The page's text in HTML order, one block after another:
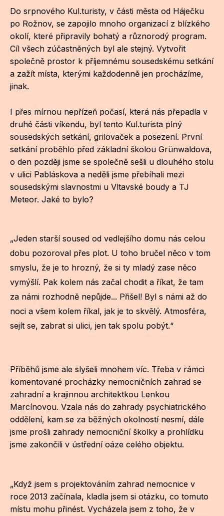
Pro
Další
Do srpnového Kul.turisty, v části města od Háječku
po Rožnov, se zapojilo mnoho organizací z blízkého
okolí, které připravily bohatý a různorodý program.
Cíl všech zúčastněných byl ale stejný. Vytvořit
společně prostor k příjemnému sousedskému setkání
a zažít místa, kterými každodenně jen procházíme,
jinak.
I přes mírnou nepřízeň počasí, která nás přepadla v
druhé části víkendu, byl tento Kul.turista plný
sousedských setkání, grilovaček a posezení. První
setkání proběhlo před základní školou Grünwaldova,
o den později jsme se společně sešli u dlouhého stolu
v ulici Pabláskova a neděli jsme přebíhali mezi
sousedskými slavnostmi u Vltavské boudy a TJ
Meteor. Jaké to bylo?
„Jeden starší soused od vedlejšího domu nás celou
dobu pozoroval přes plot. U toho bručel něco v tom
smyslu, že je to hrozný, že si ty mladý zase něco
vymýšlí. Pak kolem nás začal chodit a říkat, že tam
za námi rozhodně nepůjde... Přišel! Byl s námi až do
noci a všem kolem říkal, jak je to skvělý. Atmosféra,
sejít se, zabrat si ulici, jen tak spolu pobýt.“
Příběhů jsme ale slyšeli mnohem víc. Třeba v rámci
komentované procházky nemocničních zahrad se
zahradní a krajinnou architektkou Lenkou
Marcínovou. Vzala nás do zahrady psychiatrického
oddělení, kam se za běžných okolností nesmí, dále
jsme prošli zahrady nemocniční školky a prohlídku
jsme zakončili v ústřední oáze celého objektu.
„Když jsem s projektováním zahrad nemocnice v
roce 2013 začínala, kladla jsem si otázku, co tomuto
místu mohu přinést. Vycházela jsem z toho, že v